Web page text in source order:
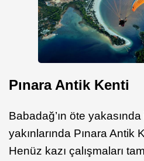
Pınara Antik Kenti
Babadağ’ın öte
yakınlarında Pınara Antik
Henüz kazı çalışmaları